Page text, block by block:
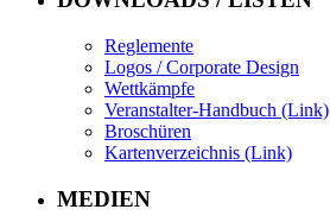
Reglemente
Logos / Corporate Design
Wettkämpfe
Veranstalter-Handbuch (Link)
Broschüren
Kartenverzeichnis (Link)
MEDIEN